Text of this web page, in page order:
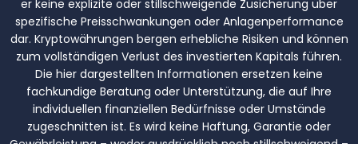
er keine explizite oder stillschweigende Zusicherung über
spezifische Preisschwankungen oder Anlagenperformance
dar. Kryptowährungen bergen erhebliche Risiken und können
zum vollständigen Verlust des investierten Kapitals führen.
Die hier dargestellten Informationen ersetzen keine
fachkundige Beratung oder Unterstützung, die auf Ihre
individuellen finanziellen Bedürfnisse oder Umstände
zugeschnitten ist. Es wird keine Haftung, Garantie oder